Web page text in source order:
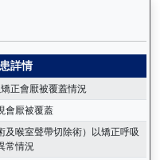
患紀錄：查看馬匹完整的
詳情
正會厭被覆蓋情況
會厭被覆蓋
及喉室聲帶切除術）以矯正呼吸
常情況